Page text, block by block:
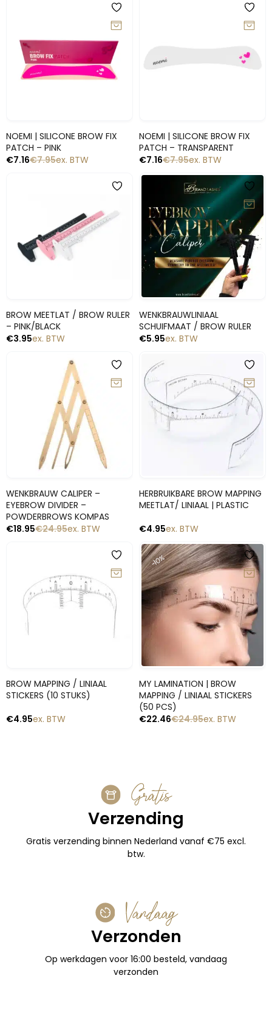
NOEMI | SILICONE BROW FIX
PATCH – PINK
€7.95
€7.16 ex. BTW
NOEMI | SILICONE BROW FIX
PATCH – TRANSPARENT
€7.95
€7.16 ex. BTW
Snelle blik
BROW MEETLAT / BROW RULER
– PINK/BLACK
€3.95ex. BTW
WENKBRAUWLINIAAL
SCHUIFMAAT / BROW RULER
€5.95ex. BTW
WENKBRAUW CALIPER –
EYEBROW DIVIDER –
POWDERBROWS KOMPAS
€24.95
€18.95 ex. BTW
HERBRUIKBARE BROW MAPPING
MEETLAT/ LINIAAL | PLASTIC
€4.95ex. BTW
Snelle blik
BROW MAPPING / LINIAAL
STICKERS (10 STUKS)
€4.95ex. BTW
-10%
MY LAMINATION | BROW
MAPPING / LINIAAL STICKERS
(50 PCS)
€24.95
€22.46 ex. BTW
Gratis
Verzending
Gratis verzending binnen Nederland vanaf €75 excl.
btw.
Vandaag
Verzonden
Op werkdagen voor 16:00 besteld, vandaag
verzonden